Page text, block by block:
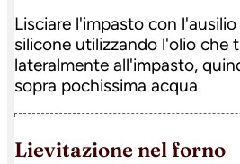
Lisciare l'impasto con
silicone utilizzando l'olio che
lateralmente all'impasto,
sopra pochissima acqua
lievitazione nel forno